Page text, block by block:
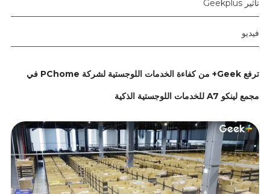
تأثير Geekplus
فيديو
ترفع Geek+ من كفاءة الخدمات اللوجستية لشركة PChome في
مجمع لينكو A7 للخدمات اللوجستية الذكية